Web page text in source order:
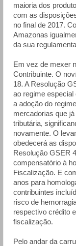
maioria dos
com as
no final de 2017.
Amazonas
da sua
Em vez de mexer
Contribuinte. O
18. A Resolução
ao regime
a adoção do
mercadorias que
tributária,
novamente. O
obedecerá as
Resolução GSER
compensatório à
Fiscalização. E
anos para
contribuintes
risco de
respectivo crédito
fiscalização.
Pelo andar da